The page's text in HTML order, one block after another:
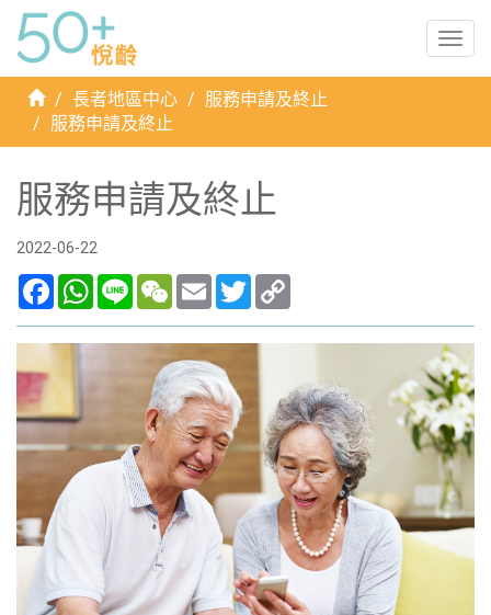
首
頁
長者地區中心
服務申請及終止
服務申請及終止
服務申請及終止
2022-06-22
FacebookWhatsApp
Line WeChatEmail Twitter